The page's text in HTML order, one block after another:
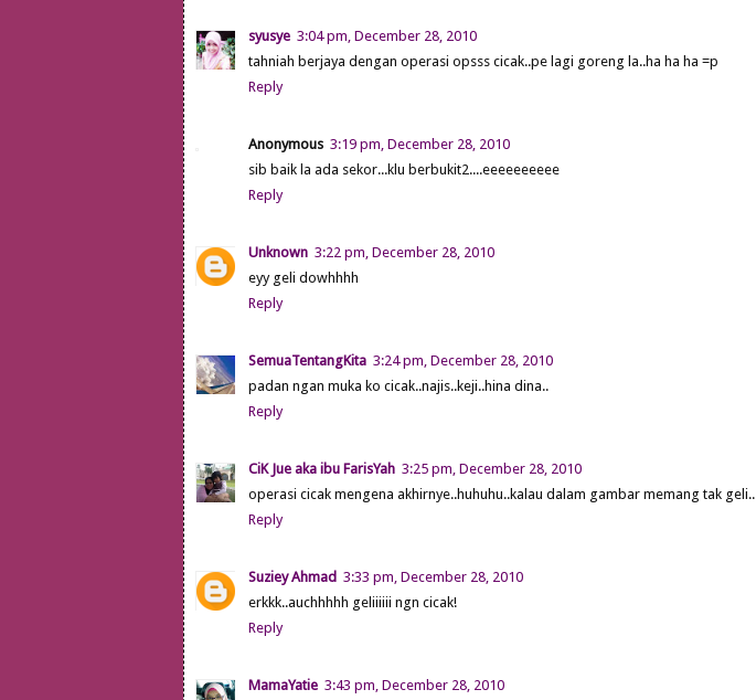
syusye 3:04 pm, December 28, 2010
tahniah berjaya dengan operasi opsss cicak..pe lagi goreng la..ha ha ha =p
Reply
Anonymous 3:19 pm, December 28, 2010
sib baik la ada sekor...klu berbukit2....eeeeeeeeee
Reply
Unknown 3:22 pm, December 28, 2010
eyy geli dowhhhh
Reply
SemuaTentangKita 3:24 pm, December 28, 2010
padan ngan muka ko cicak..najis..keji..hina dina..
Reply
CiK Jue aka ibu FarisYah 3:25 pm, December 28, 2010
operasi cicak mengena akhirnye..huhuhu..kalau dalam gambar memang tak geli..
Reply
Suziey Ahmad 3:33 pm, December 28, 2010
erkkk..auchhhhh geliiiiii ngn cicak!
Reply
MamaYatie 3:43 pm, December 28, 2010